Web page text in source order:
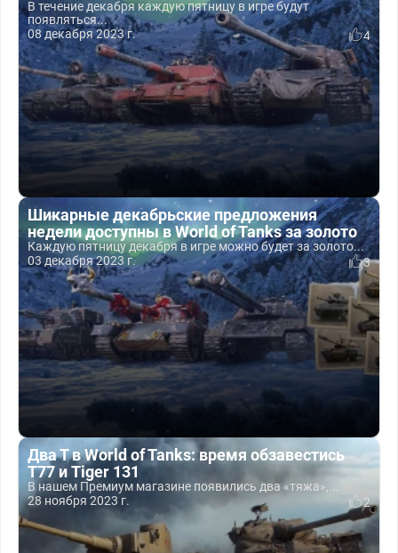
В течение декабря каждую пятницу в игре будут
появляться...
08 декабря 2023 г.
4
Шикарные декабрьские предложения
недели доступны в World of Tanks за золото
Каждую пятницу декабря в игре можно будет за золото...
03 декабря 2023 г.
3
Два Т в World of Tanks: время обзавестись
T77 и Tiger 131
В нашем Премиум магазине появились два «тяжа»,...
28 ноября 2023 г.
2